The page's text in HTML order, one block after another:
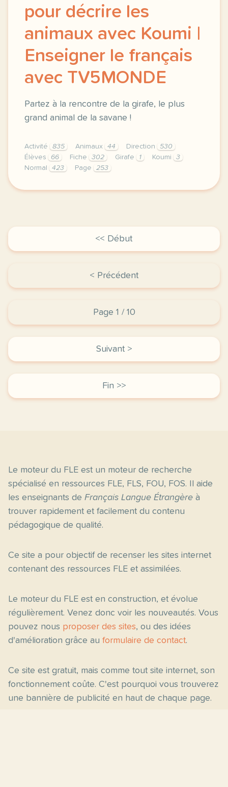
pour décrire les
animaux avec Koumi |
Enseigner le français
avec TV5MONDE
Partez à la rencontre de la girafe, le plus
grand animal de la savane !
Activité 835 Animaux 44 Direction
530
Élèves
66 Fiche 302 Girafe 1 Koumi
3
Normal
423 Page 253
didomi host didomi components button cursor
<< Début
< Précédent
Page 1 / 10
Suivant >
Fin >>
Le moteur du FLE est un moteur de recherche
spécialisé en ressources FLE, FLS, FOU, FOS. Il aide
les enseignants de Français Langue Étrangère à
trouver rapidement et facilement du contenu
pédagogique de qualité.
Ce site a pour objectif de recenser les sites internet
contenant des ressources FLE et assimilées.
Le moteur du FLE est en construction, et évolue
régulièrement. Venez donc voir les nouveautés. Vous
pouvez nous proposer des sites, ou des idées
d'amélioration grâce au formulaire de contact.
Ce site est gratuit, mais comme tout site internet, son
fonctionnement coûte. C'est pourquoi vous trouverez
une bannière de publicité en haut de chaque page.